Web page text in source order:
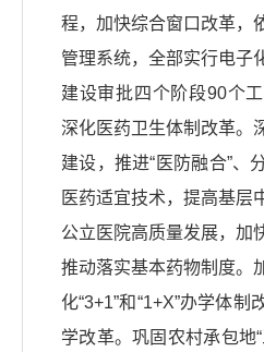
程，加快综合窗口改革，
管理系统，全部实行电子
建设审批四个阶段90个
深化医药卫生体制改革。
建设，推进“医防融合”、
医药适宜技术，提高基层
公立医院高质量发展，加
推动落实基本药物制度。
化“3+1”和“1+X”办学体
学改革。巩固农村承包地“